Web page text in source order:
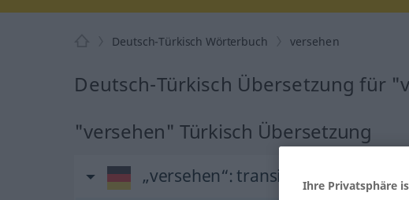
Deutsch-Türkisch Wörterbuch versehen
Deutsch-Türkisch Übersetzung für
"versehen" Türkisch Übersetzung
„versehen“: transitives VerbIhre Privatsphäre